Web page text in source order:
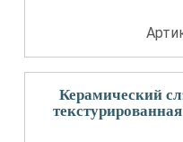
Керамический